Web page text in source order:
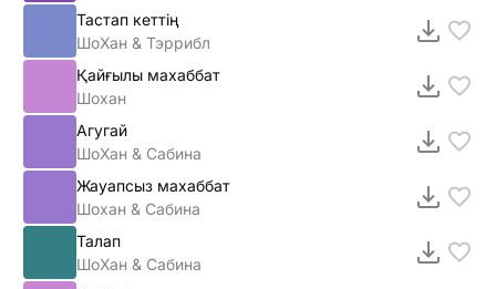
Тастап кеттің
ШоХан & Тэррибл
Қайғылы махаббат
Шохан
Агугай
ШоХан & Сабина
Жауапсыз махаббат
Шохан & Сабина
Талап
ШоХан & Сабина